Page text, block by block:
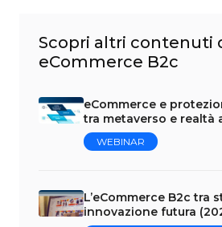
Scopri altri contenuti
eCommerce B2c
eCommerce e
tra metaverso e realtà
WEBINAR
L’eCommerce B2c tra
innovazione futura